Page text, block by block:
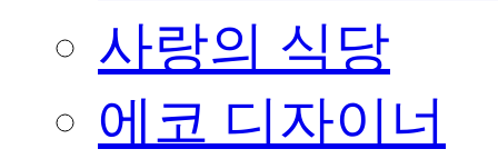
사랑의 식당
에코 디자이너